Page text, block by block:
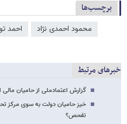
برچسب‌ها
محمود احمدی ‌نژاد احمد
خبرهای مرتبط
گزارش اعتمادملی از حامیان مالی
خیز حامیان دولت به سوی مرکز
تفحص؟